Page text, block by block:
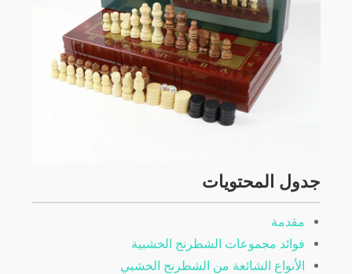
جدول المحتويات
مقدمة
فوائد مجموعات الشطرنج الخشبية
الأنواع الشائعة من الشطرنج الخشبي